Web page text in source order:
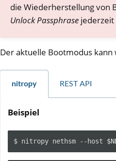
die Wiederherstellung von
Unlock Passphrasejederzeit
Der aktuelle Bootmodus
nitropy REST API
Beispiel
$ nitropy nethsm --host